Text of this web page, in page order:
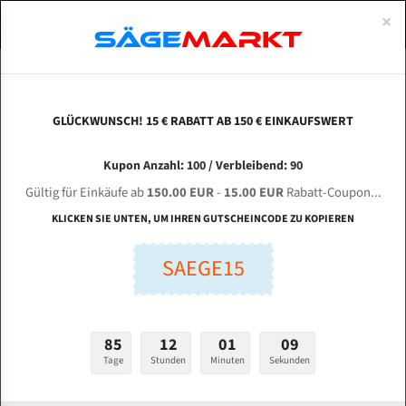
MEBA 320 DG für 4400 mm Bi-Metall
Bandsägeblätter
Länge (mm):
Stärken + Zahnteilung:
mm
ABOUTS
ENGLISH
Bi-Metall Meterware
Fleischerei Bandsägeblätter
Bandmesser Glatt Meterware
Konvex Meterware
×
GLÜCKWUNSCH! 15 € RABATT AB 150 € EINKAUFSWERT
Kupon Anzahl: 100 / Verbleibend: 90
Gültig für Einkäufe ab150.00 EUR- 15.00 EURRabatt-Coupon...
KLICKEN SIE UNTEN, UM IHREN GUTSCHEINCODE ZU KOPIEREN
SAEGE15
85
Tage
12
Stunden
01
Minuten
08
Sekunden